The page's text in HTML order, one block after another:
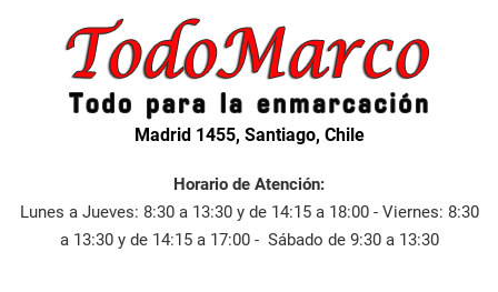
Madrid 1455, Santiago, Chile
Horario de Atención:
Lunes a Jueves: 8:30 a 13:30 y de 14:15 a 18:00 - Viernes: 8:30
a 13:30 y de 14:15 a 17:00 - Sábado de 9:30 a 13:30